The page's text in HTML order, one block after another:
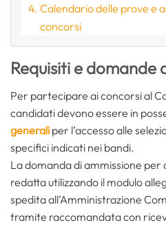
Calendario delle prove e
concorsi
Requisiti e
Per partecipare ai concorsi al
candidati devono essere in
generali per l’accesso alle
specifici indicati nei bandi.
La domanda di ammissione per
redatta utilizzando il modulo
spedita all’Amministrazione
tramite raccomandata con